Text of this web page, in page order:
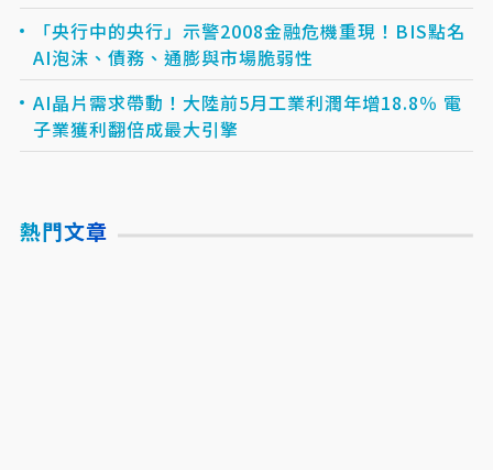
「央行中的央行」示警2008金融危機重現！BIS點名
AI泡沫、債務、通膨與市場脆弱性
AI晶片需求帶動！大陸前5月工業利潤年增18.8％ 電
子業獲利翻倍成最大引擎
熱門文章